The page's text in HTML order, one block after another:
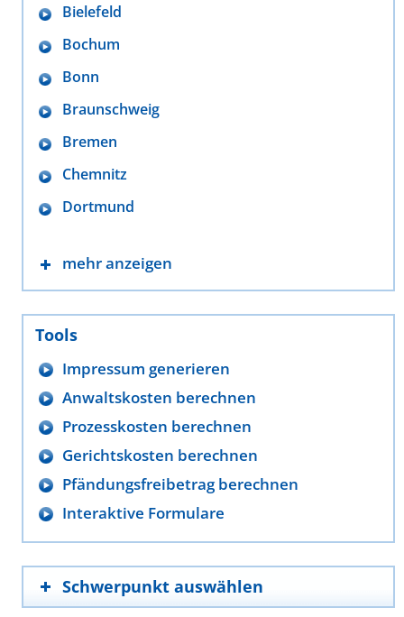
Bielefeld
Bochum
Bonn
Braunschweig
Bremen
Chemnitz
Dortmund
mehr anzeigen
Tools
Impressum generieren
Anwaltskosten berechnen
Prozesskosten berechnen
Gerichtskosten berechnen
Pfändungsfreibetrag berechnen
Interaktive Formulare
Schwerpunkt auswählen